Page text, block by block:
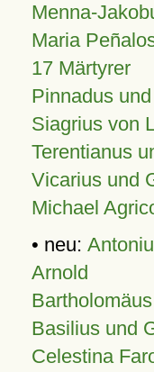
Menna-
Maria
17 Märtyrer
Pinnadus
Siagrius von
Terentianus
Vicarius und
Michael
• neu:
Arnold
Basilius und
Celestina